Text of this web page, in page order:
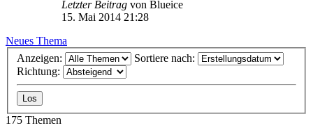
Letzter Beitrag von Blueice
15. Mai 2014 21:28
Neues Thema
Anzeigen:
Sortiere nach:
Richtung:
175 Themen